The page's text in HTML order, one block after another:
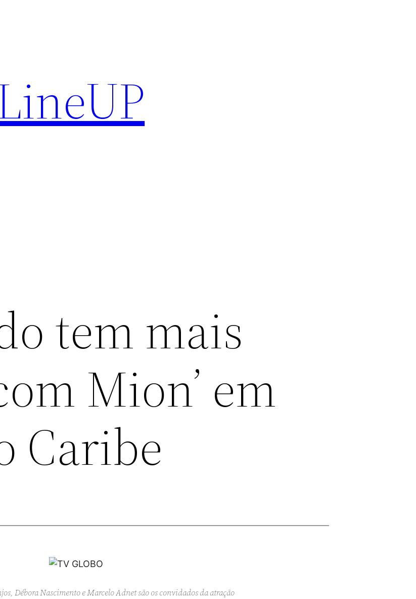
tem mais
Mion’ em
Caribe
Débora Nascimento e Marcelo Adnet são os convidados da atração